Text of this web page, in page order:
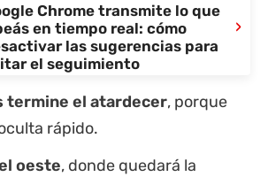
Chrome transmite lo que
en tiempo real: cómo
las sugerencias para
el seguimiento
›
termine el atardecer, porque
rápido.
oeste, donde quedará la